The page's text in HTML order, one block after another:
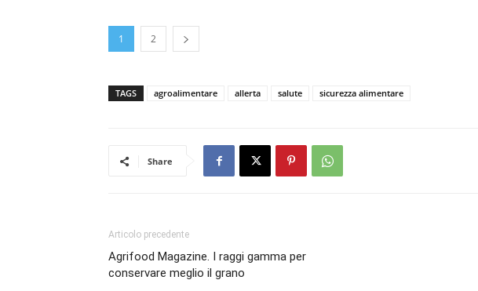
1 2
TAGS agroalimentare allerta salute sicurezza alimentare
Share
Articolo precedente
Agrifood Magazine. I raggi gamma per
conservare meglio il grano